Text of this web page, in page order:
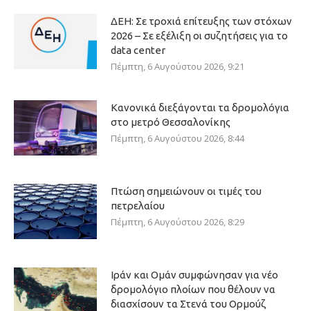
ΔΕΗ: Σε τροχιά επίτευξης των στόχων
2026 – Σε εξέλιξη οι συζητήσεις για το
data center
Πέμπτη, 6 Αυγούστου 2026, 9:21
Κανονικά διεξάγονται τα δρομολόγια
στο μετρό Θεσσαλονίκης
Πέμπτη, 6 Αυγούστου 2026, 8:44
Πτώση σημειώνουν οι τιμές του
πετρελαίου
Πέμπτη, 6 Αυγούστου 2026, 8:29
Ιράν και Ομάν συμφώνησαν για νέο
δρομολόγιο πλοίων που θέλουν να
διασχίσουν τα Στενά του Ορμούζ